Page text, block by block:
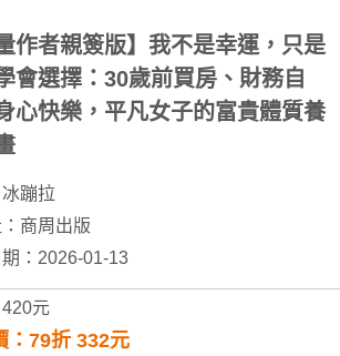
作者親簽版】我不是幸運，只是
會選擇：30歲前買房、財務自
心快樂，平凡女子的富貴體質養
冰蹦拉
商周出版
：2026-01-13
元
：79折 332元